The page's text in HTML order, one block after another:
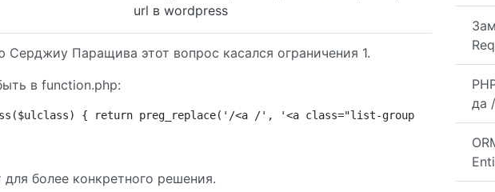
да
url в wordpress
Серджиу Паращива этот вопрос касался ограничения 1.
в function.php:
{ return preg_replace('/<a /', '<a class="list-group-item"',
более конкретного решения.